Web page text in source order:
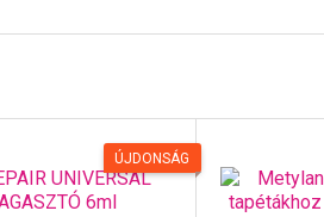
ÚJDONSÁG